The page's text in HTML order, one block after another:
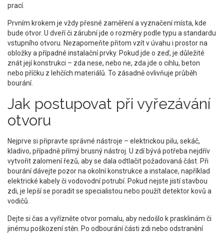
prací.
Prvním krokem je vždy přesné zaměření a vyznačení místa, kde
bude otvor. U dveří či zárubní jde o rozměry podle typu a standardu
vstupního otvoru. Nezapomeňte přitom vzít v úvahu i prostor na
obložky a případné instalační prvky. Pokud jde o zeď, je důležité
znát její konstrukci – zda nese, nebo ne, zda jde o cihlu, beton
nebo příčku z lehčích materiálů. To zásadně ovlivňuje průběh
bourání.
Jak postupovat při vyřezávání
otvoru
Nejprve si připravte správné nástroje – elektrickou pilu, sekáč,
kladivo, případně přímý brusný nástroj. U zdí bývá potřeba nejdřív
vytvořit zalomení řezů, aby se dala odtlačit požadovaná část. Při
bourání dávejte pozor na okolní konstrukce a instalace, například
elektrické kabely či vodovodní potrubí. Pokud nejste jistí stavbou
zdi, je lepší se poradit se specialistou nebo použít detektor kovů a
vodičů.
Dejte si čas a vyřízněte otvor pomalu, aby nedošlo k prasklinám či
jinému poškození stěn. Po odbourání části zdi nebo odstranění